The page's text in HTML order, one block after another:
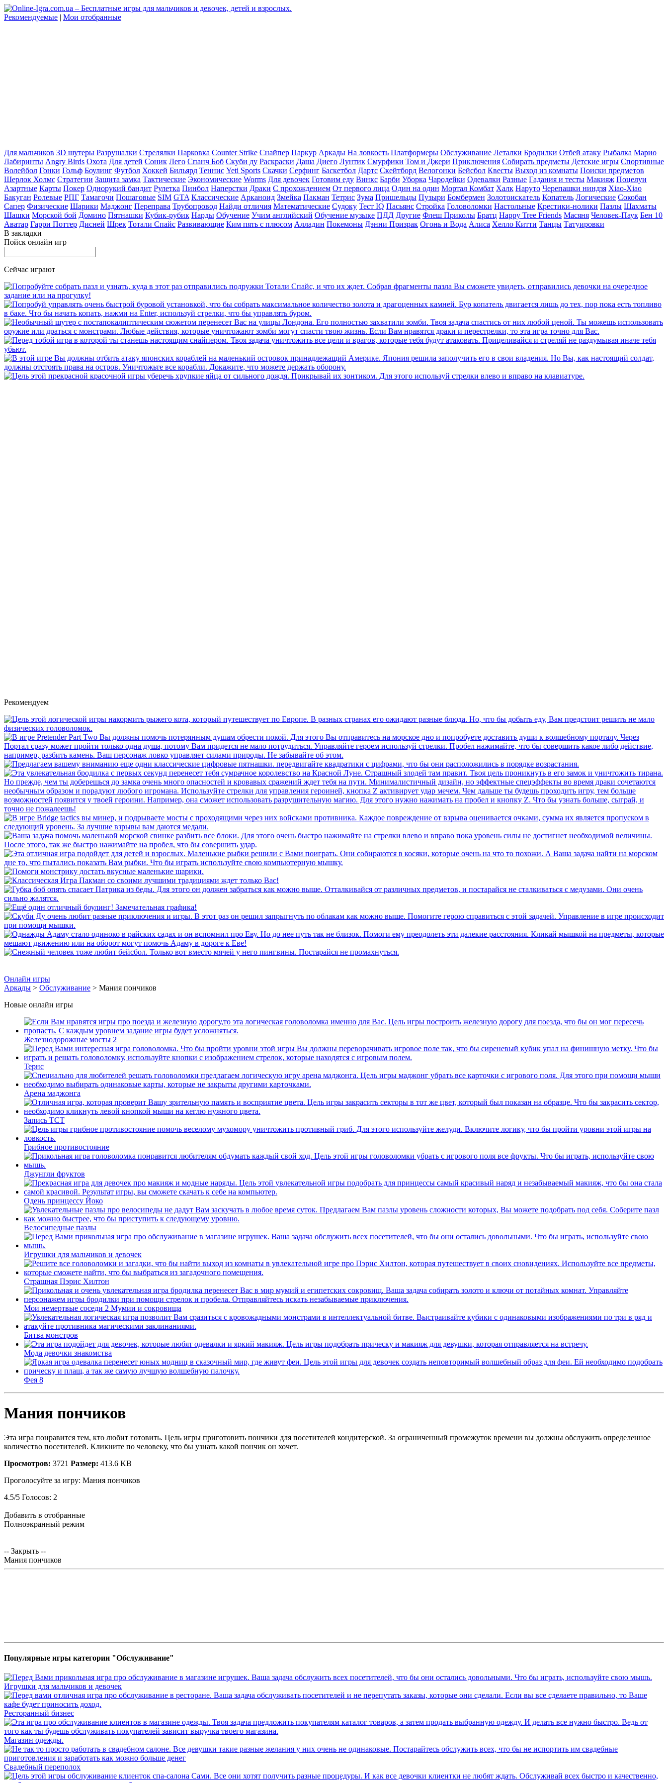
Рекомендуемые | Мои отобранные
Для мальчиков 3D шутеры Разрушалки Стрелялки Парковка Counter Strike Снайпер Паркур Аркады На ловкость Платформеры Обслуживание Леталки Бродилки Отбей атаку Рыбалка Марио
Лабиринты Angry Birds Охота Для детей Соник Лего Спанч Боб Скуби ду Раскраски Даша Диего Лунтик Смурфики Том и Джери Приключения Собирать предметы Детские игры Спортивные
Волейбол Гонки Гольф Боулинг Футбол Хоккей Бильярд Теннис Yeti Sports Скачки Серфинг Баскетбол Дартс Скейтборд Велогонки Бейсбол Квесты Выход из комнаты Поиски предметов
Шерлок Холмс Стратегии Защита замка Тактические Экономические Worms Для девочек Готовим еду Винкс Барби Уборка Чародейки Одевалки Разные Гадания и тесты Макияж Поцелуи
Азартные Карты Покер Однорукий бандит Рулетка Пинбол Наперстки Драки С прохождением От первого лица Один на один Мортал Комбат Халк Наруто Черепашки ниндзя Xiao-Xiao
Бакуган Ролевые РПГ Тамагочи Пошаговые SIM GTA Классические Арканоид Змейка Пакман Тетрис Зума Пришельцы Пузыри Бомбермен Золотоискатель Копатель Логические Сокобан
Сапер Физические Шарики Маджонг Переправа Трубопровод Найди отличия Математические Судоку Тест IQ Пасьянс Стройка Головоломки Настольные Крестики-нолики Пазлы Шахматы
Шашки Морской бой Домино Пятнашки Кубик-рубик Нарды Обучение Учим английский Обучение музыке ПДД Другие Флеш Приколы Братц Happy Tree Friends Масяня Человек-Паук Бен 10
Аватар Гарри Поттер Дисней Шрек Тотали Спайс Развивающие Ким пять с плюсом Алладин Покемоны Дэнни Призрак Огонь и Вода Алиса Хелло Китти Танцы Татуировки
В закладки
Пойск онлайн игр
Сейчас играют
Рекомендуем
Онлайн игры
Аркады > Обслуживание > Мания пончиков
Новые онлайн игры
Железнодорожные мосты 2
Тернс
Арена маджонга
Запись ТСТ
Грибное противостояние
Джунгли фруктов
Одень принцессу Йоко
Велосипедные пазлы
Игрушки для мальчиков и девочек
Страшная Пэрис Хилтон
Мои немертвые соседи 2 Мумии и сокровища
Битва монстров
Мода девочки знакомства
Фея 8
Мания пончиков
Эта игра понравится тем, кто любит готовить. Цель игры приготовить пончики для посетителей кондитерской. За ограниченный промежуток времени вы должны обслужить определенное
количество посетителей. Кликните по человеку, что бы узнать какой пончик он хочет.
Просмотров: 3721 Размер: 413.6 KB
Проголосуйте за игру: Мания пончиков
4.5/5 Голосов: 2
Добавить в отобранные
Полноэкранный режим
-- Закрыть --
Мания пончиков
Популярные игры категории "Обслуживание"
Игрушки для мальчиков и девочек
Ресторанный бизнес
Магазин одежды.
Свадебный переполох